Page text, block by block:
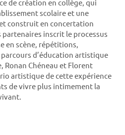
de création en collège, qui
scolaire et une
construit en concertation
inscrit le processus
en scène, répétitions,
d’éducation artistique
Ronan Chéneau et Florent
artistique de cette expérience
de vivre plus intimement la